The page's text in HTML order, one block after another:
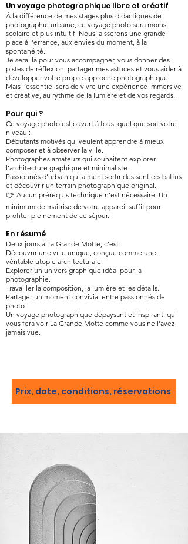
Un voyage photographique libre et créatif
À la différence de mes stages plus didactiques de
photographie urbaine, ce voyage photo sera moins
scolaire et plus intuitif. Nous laisserons une grande
place à l’errance, aux envies du moment, à la
spontanéité.
Je serai là pour vous accompagner, vous donner des
pistes de réflexion, partager mes astuces et vous aider à
développer votre propre approche photographique.
Mais l’essentiel sera de vivre une expérience immersive
et créative, au rythme de la lumière et de vos regards.
Pour qui ?
Ce voyage photo est ouvert à tous, quel que soit votre
niveau :
Débutants motivés qui veulent apprendre à mieux
composer et à observer la ville.
Photographes amateurs qui souhaitent explorer
l’architecture graphique et minimaliste.
Passionnés d’urbain qui aiment sortir des sentiers battus
et découvrir un terrain photographique original.
👉 Aucun prérequis technique n’est nécessaire. Un
minimum de maîtrise de votre appareil suffit pour
profiter pleinement de ce séjour.
En résumé
Deux jours à La Grande Motte, c’est :
Découvrir une ville unique, conçue comme une
véritable utopie architecturale.
Explorer un univers graphique idéal pour la
photographie.
Travailler la composition, la lumière et les détails.
Partager un moment convivial entre passionnés de
photo.
Un voyage photographique dépaysant et inspirant, qui
vous fera voir La Grande Motte comme vous ne l’avez
jamais vue.
Prix, date, conditions, réservations